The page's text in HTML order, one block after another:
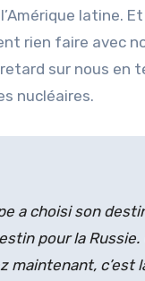
latine.
rien faire avec
sur nous en
nucléaires.
a choisi son
pour la Russie.
maintenant, c’est